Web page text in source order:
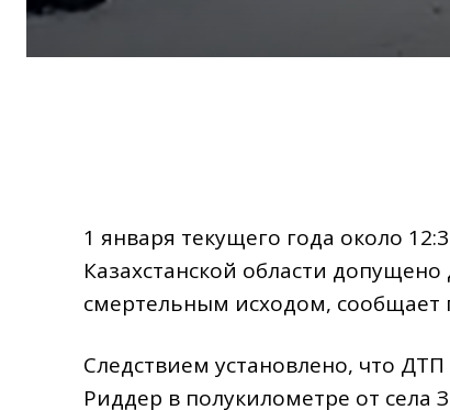
1 января текущего года около
Казахстанской области
смертельным исходом, сообщает
Следствием установлено, что
Риддер в полукилометре от села